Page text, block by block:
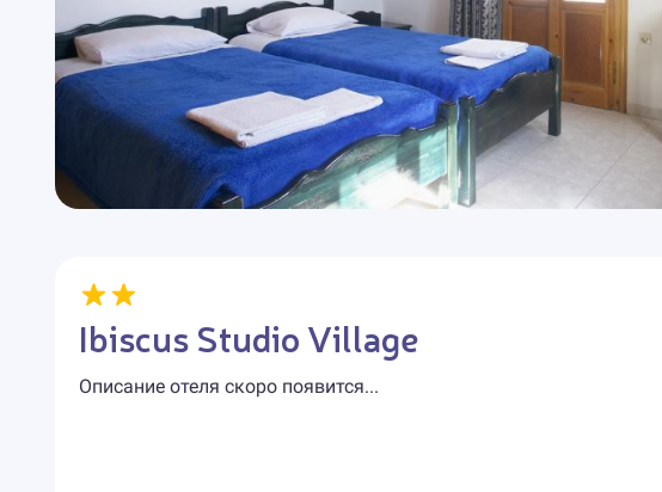
Ibiscus Studio Village
Описание отеля скоро появится...